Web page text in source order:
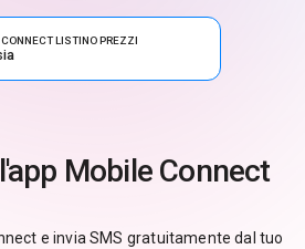
LISTINO PREZZI
Mobile Connect
e invia SMS gratuitamente dal tuo